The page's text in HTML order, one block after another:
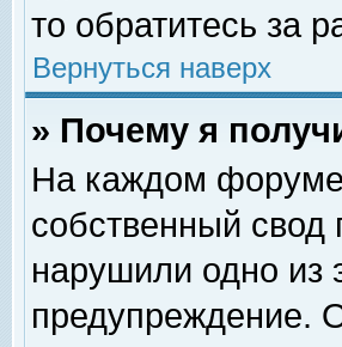
то обратитесь за
Вернуться наверх
» Почему я
На каждом форуме
собственный свод
нарушили одно из
предупреждение.